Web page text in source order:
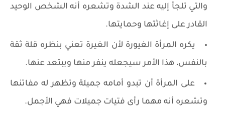
والتي تلجأ إليه عند الشدة وتشعره أنه الشخص الوحيد
القادر على إغاثتها وحمايتها.
يكره المرأة الغيورة لأن الغيرة تعني بنظره قلة ثقة
بالنفس، هذا الأمر سيجعله ينفر منها ويبتعد عنها.
على المرأة أن تبدو أمامه جميلة وتظهر له مفاتنها
وتشعره أنه مهما رأى فتيات جميلات فهي الأجمل.